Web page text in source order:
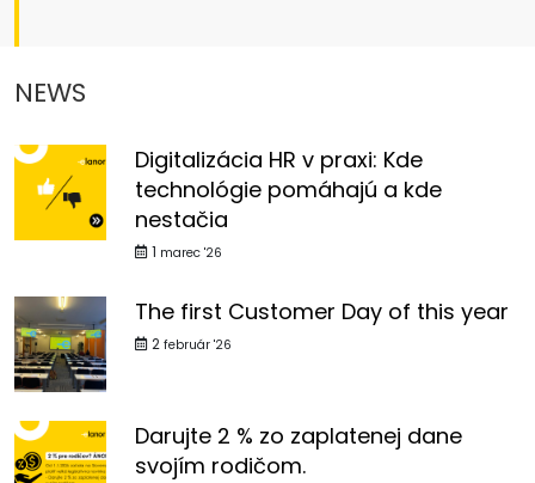
NEWS
Digitalizácia HR v praxi: Kde
technológie pomáhajú a kde
nestačia
1 marec '26
The first Customer Day of this year
2 február '26
Darujte 2 % zo zaplatenej dane
svojím rodičom.